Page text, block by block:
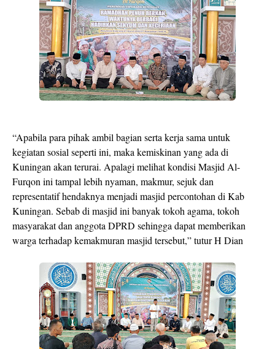
“Apabila para pihak ambil bagian serta kerja sama untuk
kegiatan sosial seperti ini, maka kemiskinan yang ada di
Kuningan akan terurai. Apalagi melihat kondisi Masjid Al-
Furqon ini tampal lebih nyaman, makmur, sejuk dan
representatif hendaknya menjadi masjid percontohan di Kab
Kuningan. Sebab di masjid ini banyak tokoh agama, tokoh
masyarakat dan anggota DPRD sehingga dapat memberikan
warga terhadap kemakmuran masjid tersebut,” tutur H Dian